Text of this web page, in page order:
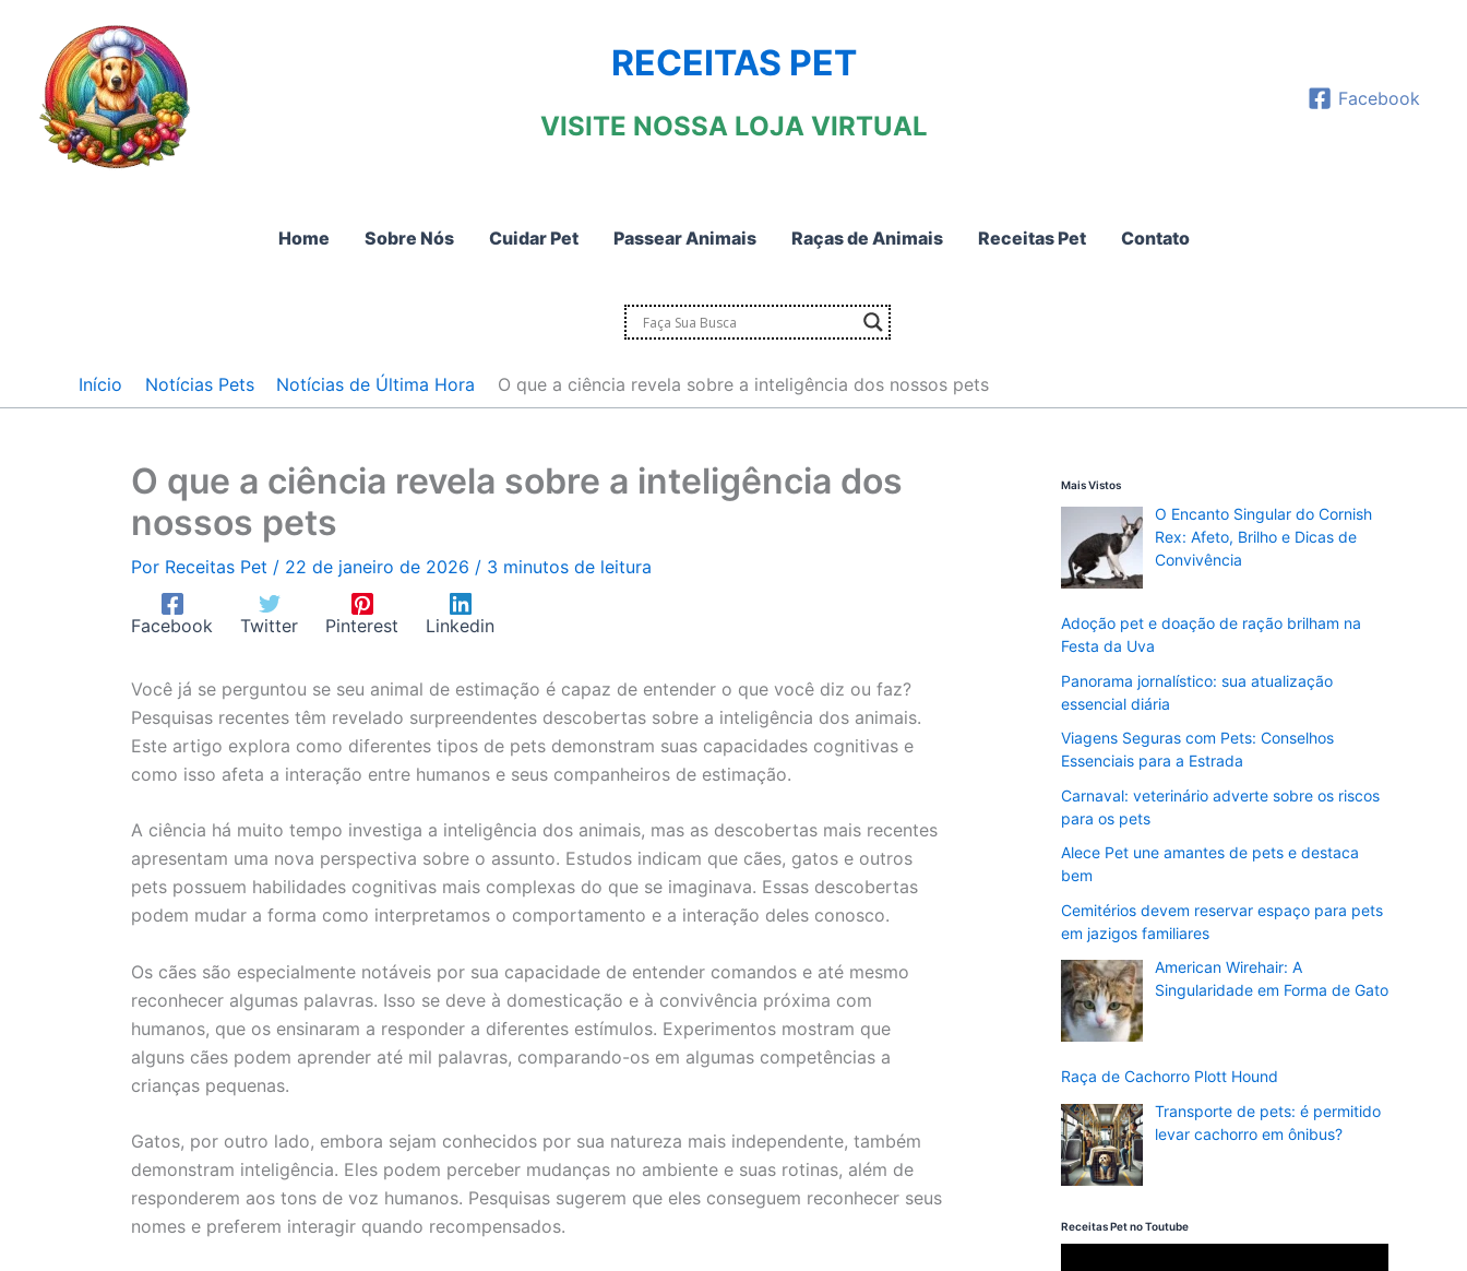
conteúdo
RECEITAS PET
VISITE NOSSA LOJA VIRTUAL
Facebook
Home Sobre Nós Cuidar Pet Passear Animais Raças de Animais Receitas Pet Contato
Início Notícias Pets Notícias de Última Hora O que a ciência revela sobre a inteligência dos nossos pets
O que a ciência revela sobre a inteligência dos
nossos pets
Por Receitas Pet / 22 de janeiro de 2026 / 3 minutos de leitura
Facebook Twitter Pinterest Linkedin
Você já se perguntou se seu animal de estimação é capaz de entender o que você diz ou faz?
Pesquisas recentes têm revelado surpreendentes descobertas sobre a inteligência dos animais.
Este artigo explora como diferentes tipos de pets demonstram suas capacidades cognitivas e
como isso afeta a interação entre humanos e seus companheiros de estimação.
A ciência há muito tempo investiga a inteligência dos animais, mas as descobertas mais recentes
apresentam uma nova perspectiva sobre o assunto. Estudos indicam que cães, gatos e outros
pets possuem habilidades cognitivas mais complexas do que se imaginava. Essas descobertas
podem mudar a forma como interpretamos o comportamento e a interação deles conosco.
Os cães são especialmente notáveis por sua capacidade de entender comandos e até mesmo
reconhecer algumas palavras. Isso se deve à domesticação e à convivência próxima com
humanos, que os ensinaram a responder a diferentes estímulos. Experimentos mostram que
alguns cães podem aprender até mil palavras, comparando-os em algumas competências a
crianças pequenas.
Gatos, por outro lado, embora sejam conhecidos por sua natureza mais independente, também
demonstram inteligência. Eles podem perceber mudanças no ambiente e suas rotinas, além de
responderem aos tons de voz humanos. Pesquisas sugerem que eles conseguem reconhecer seus
nomes e preferem interagir quando recompensados.
Mais Vistos
O Encanto Singular do Cornish
Rex: Afeto, Brilho e Dicas de
Convivência
Adoção pet e doação de ração brilham na
Festa da Uva
Panorama jornalístico: sua atualização
essencial diária
Viagens Seguras com Pets: Conselhos
Essenciais para a Estrada
Carnaval: veterinário adverte sobre os riscos
para os pets
Alece Pet une amantes de pets e destaca
bem
Cemitérios devem reservar espaço para pets
em jazigos familiares
American Wirehair: A
Singularidade em Forma de Gato
Raça de Cachorro Plott Hound
Transporte de pets: é permitido
levar cachorro em ônibus?
Receitas Pet no Toutube